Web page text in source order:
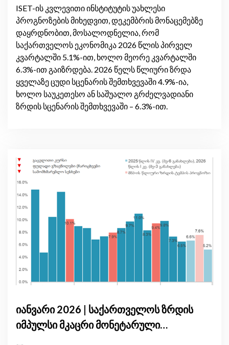
ISET-ის კვლევითი ინსტიტუტის უახლესი
პროგნოზების მიხედვით, დეკემბრის მონაცემებზე
დაყრდნობით, მოსალოდნელია, რომ
საქართველოს ეკონომიკა 2026 წლის პირველ
კვარტალში 5.1%-ით, ხოლო მეორე კვარტალში
6.3%-ით გაიზრდება. 2026 წელს წლიური ზრდა
ყველაზე ცუდი სცენარის შემთხვევაში 4.9%-ია,
ხოლო საუკეთესო ან საშუალო გრძელვადიანი
ზრდის სცენარის შემთხვევაში – 6.3%-ით.
იანვარი 2026 | საქართველოს ზრდის
იმპულსი მკაცრი მონეტარული